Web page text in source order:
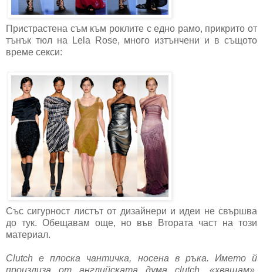
Пристрастена съм към роклите с едно рамо, прикрито от
тънък тюл на Lela Rose, много изтънчени и в същото
време секси:
Със сигурност листът от дизайнери и идеи не свършва
до тук. Обещавам още, но във Втората част на този
материал.
Clutch е плоска чантичка, носена в ръка. Името й
произлиза от английската дума clutch, «хващам»,